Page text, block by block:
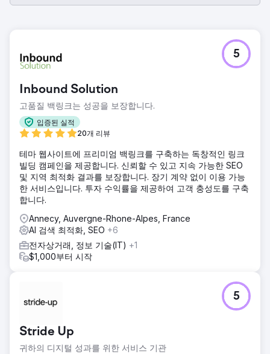
Inbound Solution
고품질 백링크는 성공을 보장합니다.
입증된 실적
20개 리뷰
5
테마 웹사이트에 프리미엄 백링크를 구축하는 독창적인 링크
빌딩 캠페인을 제공합니다. 신뢰할 수 있고 지속 가능한 SEO
및 지역 최적화 결과를 보장합니다. 장기 계약 없이 이용 가능
한 서비스입니다. 투자 수익률을 제공하여 고객 충성도를 구축
합니다.
Annecy, Auvergne-Rhone-Alpes, France
AI 검색 최적화, SEO +6
전자상거래, 정보 기술(IT) +1
$1,000부터 시작
Stride Up
귀하의 디지털 성과를 위한 서비스 기관
5